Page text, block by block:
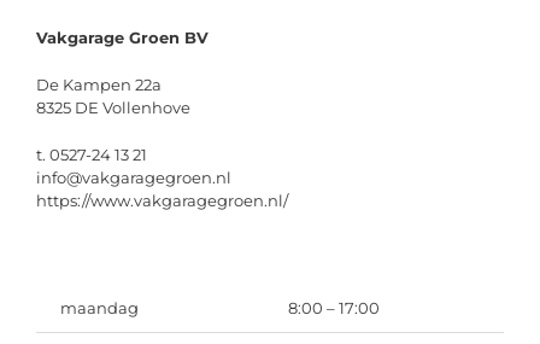
Vakgarage Groen BV
De Kampen 22a
8325 DE Vollenhove
t. 0527-24 13 21
info@vakgaragegroen.nl
https://www.vakgaragegroen.nl/
maandag 8:00 – 17:00